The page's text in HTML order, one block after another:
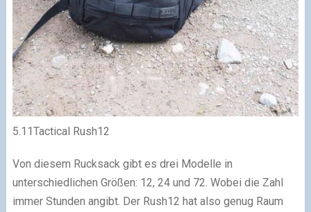
5.11Tactical Rush12
Von diesem Rucksack gibt es drei Modelle in
unterschiedlichen Größen: 12, 24 und 72. Wobei die Zahl
immer Stunden angibt. Der Rush12 hat also genug Raum